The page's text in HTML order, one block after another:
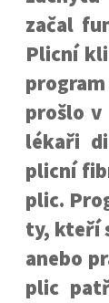
začal
Plicní
prošlo v
lékaři
plicní
plic.
ty, kteří
anebo
plic